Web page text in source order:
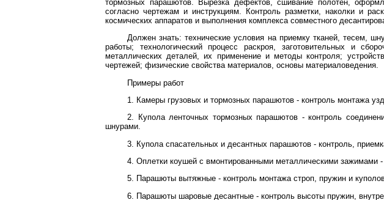
тормозных парашютов. Вырезка дефектов, сшивание полотен,
согласно чертежам и инструкциям. Контроль разметки, наколки и
космических аппаратов и выполнения комплекса совместного
Должен знать: технические условия на приемку тканей, тесем,
работы; технологический процесс раскроя, заготовительных и
металлических деталей, их применение и методы контроля;
чертежей; физические свойства материалов, основы материаловедения.
Примеры работ
1. Камеры грузовых и тормозных парашютов - контроль монтажа
2. Купола ленточных тормозных парашютов - контроль
шнурами.
3. Купола спасательных и десантных парашютов - контроль,
4. Оплетки коушей с вмонтированными металлическими зажимами
5. Парашюты вытяжные - контроль монтажа строп, пружин и
6. Парашюты шаровые десантные - контроль высоты пружин,